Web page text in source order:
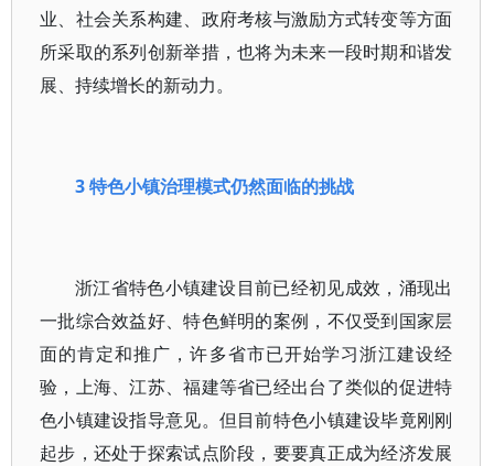
业、社会关系构建、政府考核与激励方式转变等方面
所采取的系列创新举措，也将为未来一段时期和谐发
展、持续增长的新动力。
3 特色小镇治理模式仍然面临的挑战
浙江省特色小镇建设目前已经初见成效，涌现出
一批综合效益好、特色鲜明的案例，不仅受到国家层
面的肯定和推广，许多省市已开始学习浙江建设经
验，上海、江苏、福建等省已经出台了类似的促进特
色小镇建设指导意见。但目前特色小镇建设毕竟刚刚
起步，还处于探索试点阶段，要要真正成为经济发展